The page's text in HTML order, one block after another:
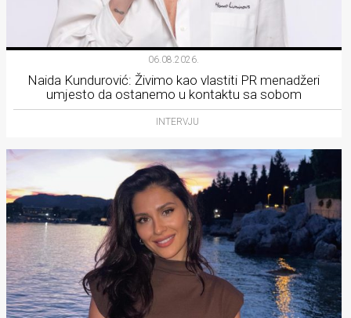
06.08.2026.
Naida Kundurović: Živimo kao vlastiti PR menadžeri
umjesto da ostanemo u kontaktu sa sobom
INTERVJU